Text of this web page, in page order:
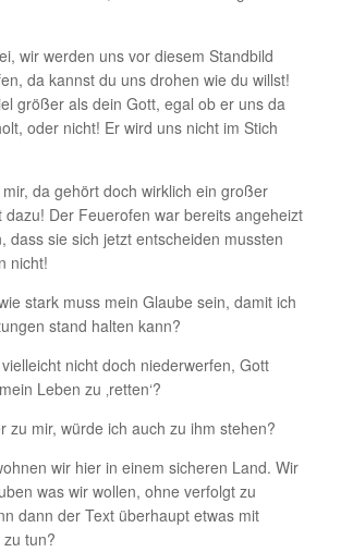
wir werden uns vor diesem Standbild
da kannst du uns drohen wie du willst!
größer als dein Gott, egal ob er uns da
oder nicht! Er wird uns nicht im Stich
da gehört doch wirklich ein großer
dazu! Der Feuerofen war bereits angeheizt
dass sie sich jetzt entscheiden mussten
nicht!
stark muss mein Glaube sein, damit ich
stand halten kann?
nicht doch niederwerfen, Gott
Leben zu ‚retten‘?
zu mir, würde ich auch zu ihm stehen?
wir hier in einem sicheren Land. Wir
was wir wollen, ohne verfolgt zu
dann der Text überhaupt etwas mit
tun?